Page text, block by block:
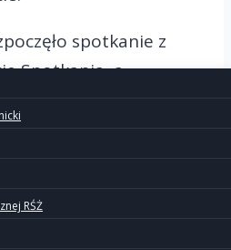
RŚŻ
spotkanie z
Spotkania, a
Eucharystii, której
homilię
Bartłomiej Blat.
w naszym
radosny moment